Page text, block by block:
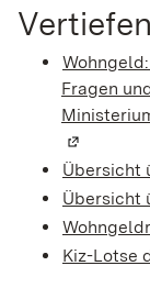
Fragen
Übersicht
Übersicht
Kiz-Lotse